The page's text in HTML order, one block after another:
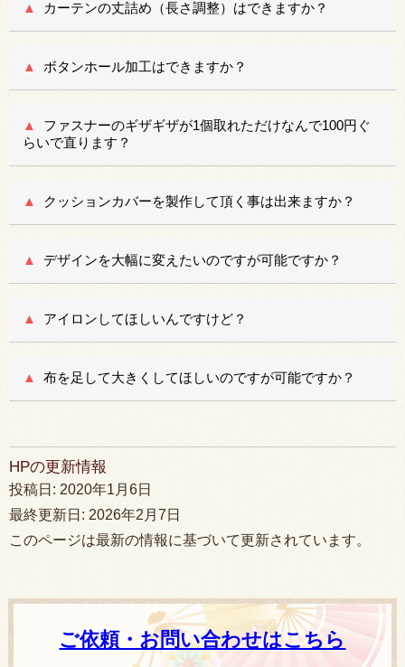
カーテンの丈詰め（長さ調整）はできますか？
ボタンホール加工はできますか？
ファスナーのギザギザが1個取れただけなんで100円ぐ
らいで直ります？
クッションカバーを製作して頂く事は出来ますか？
デザインを大幅に変えたいのですが可能ですか？
アイロンしてほしいんですけど？
布を足して大きくしてほしいのですが可能ですか？
HPの更新情報
投稿日: 2020年1月6日
最終更新日: 2026年2月7日
このページは最新の情報に基づいて更新されています。
ご依頼・お問い合わせはこちら